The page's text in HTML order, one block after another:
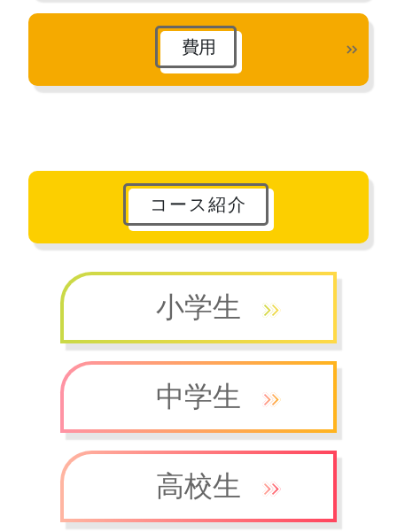
費用
コース紹介
小学生
中学生
高校生